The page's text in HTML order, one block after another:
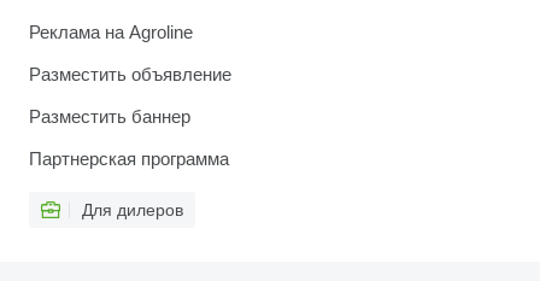
Реклама на Agroline
Разместить объявление
Разместить баннер
Партнерская программа
Для дилеров